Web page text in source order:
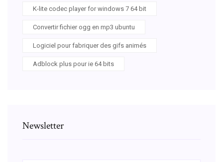
K-lite codec player for windows 7 64 bit
Convertir fichier ogg en mp3 ubuntu
Logiciel pour fabriquer des gifs animés
Adblock plus pour ie 64 bits
Newsletter